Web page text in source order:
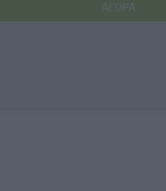
Αναμνηστικά Νηπιαγωγείων